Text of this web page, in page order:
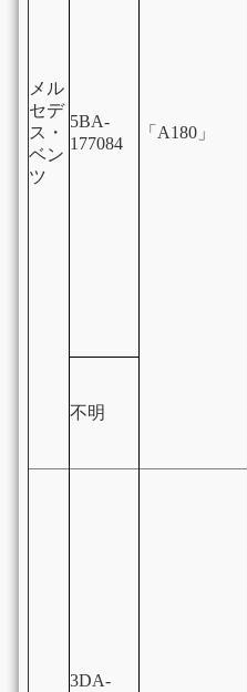
メル
セデ
ス・
ベン
ツ
「A180」
5BA-
177084
不明
3DA-